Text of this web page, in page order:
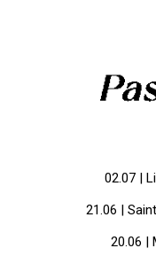
02.07 |
21.06 |
20.06 |